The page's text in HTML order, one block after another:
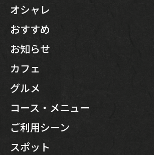
オシャレ
おすすめ
お知らせ
カフェ
グルメ
コース・メニュー
ご利用シーン
スポット